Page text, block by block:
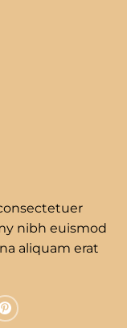
nibh euismod
aliquam erat